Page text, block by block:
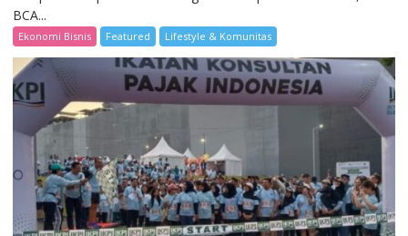
BCA...
Ekonomi Bisnis Featured Lifestyle & Komunitas